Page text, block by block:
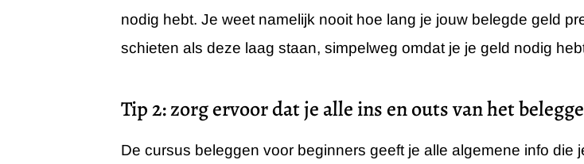
nodig hebt. Je weet namelijk nooit hoe lang je jouw belegde geld
schieten als deze laag staan, simpelweg omdat je je geld nodig
Tip 2: zorg ervoor dat je alle ins en outs van het
De cursus beleggen voor beginners geeft je alle algemene info